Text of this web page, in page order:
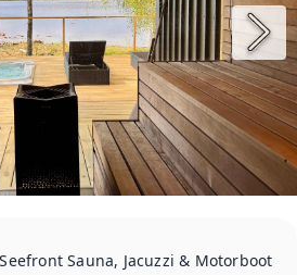
Sauna, Jacuzzi & Motorboot